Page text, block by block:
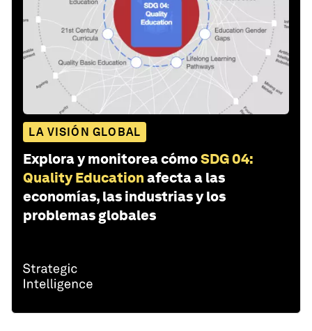
LA VISIÓN GLOBAL
Explora y monitorea cómoSDG 04:
Quality Education afecta a las
economías, las industrias y los
problemas globales